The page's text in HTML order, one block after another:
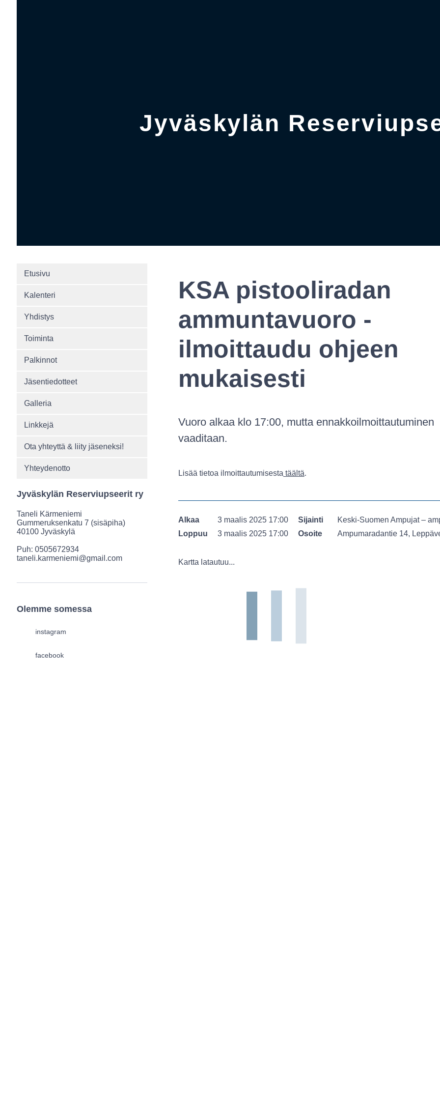
Jyväskylän
Etusivu
Kalenteri
Yhdistys
Toiminta
Palkinnot
Jäsentiedotteet
Galleria
Linkkejä
Ota yhteyttä & liity jäseneksi!
Yhteydenotto
Jyväskylän Reserviupseerit ry
Taneli Kärmeniemi
Gummeruksenkatu 7 (sisäpiha)
40100 Jyväskylä
Puh: 0505672934
taneli.karmeniemi@gmail.com
Olemme somessa
instagram
facebook
KSA pistooliradan
ammuntavuoro -
ilmoittaudu ohjeen
mukaisesti
Vuoro alkaa klo 17:00, mutta ennakkoilmoittautuminen
vaaditaan.
Lisää tietoa ilmoittautumisesta täältä.
Alkaa 3 maalis 2025 17:00 Sijainti
Keski-Suomen Ampujat –
Loppuu
3 maalis 2025 17:00 Osoite Ampumaradantie 14,
Kartta latautuu...